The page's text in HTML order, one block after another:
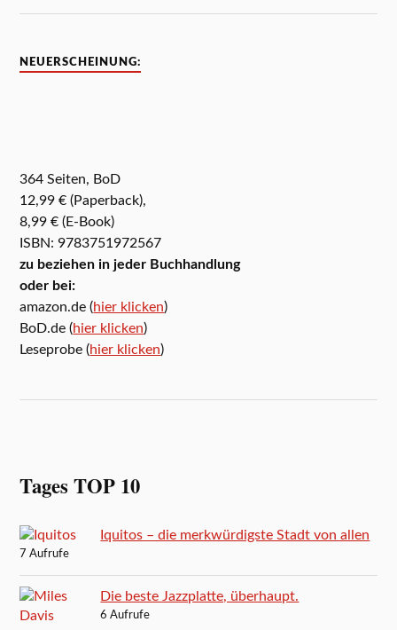
NEUERSCHEINUNG:
364 Seiten, BoD
12,99 € (Paperback),
8,99 € (E-Book)
ISBN: 9783751972567
zu beziehen in jeder Buchhandlung
oder bei:
amazon.de (hier klicken)
BoD.de (hier klicken)
Leseprobe (hier klicken)
Tages TOP 10
Iquitos – die merkwürdigste Stadt von allen
7 Aufrufe
Die beste Jazzplatte, überhaupt.
6 Aufrufe